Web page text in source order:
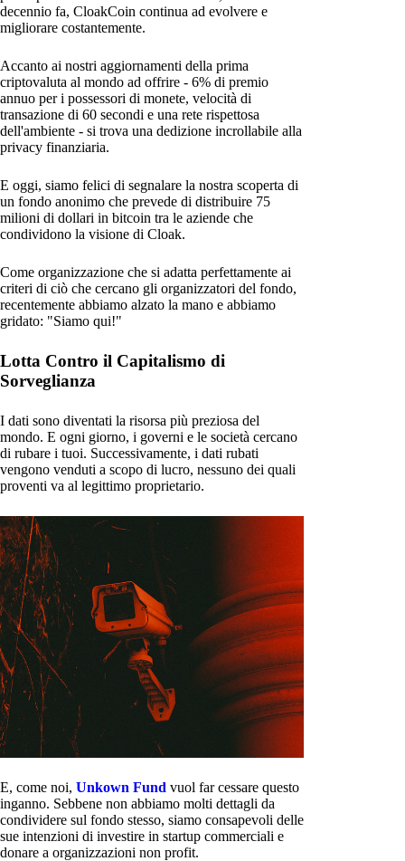
decennio fa, CloakCoin continua ad evolvere e
migliorare costantemente.
Accanto ai nostri aggiornamenti della prima
criptovaluta al mondo ad offrire - 6% di premio
annuo per i possessori di monete, velocità di
transazione di 60 secondi e una rete rispettosa
dell'ambiente - si trova una dedizione incrollabile alla
privacy finanziaria.
E oggi, siamo felici di segnalare la nostra scoperta di
un fondo anonimo che prevede di distribuire 75
milioni di dollari in bitcoin tra le aziende che
condividono la visione di Cloak.
Come organizzazione che si adatta perfettamente ai
criteri di ciò che cercano gli organizzatori del fondo,
recentemente abbiamo alzato la mano e abbiamo
gridato: "Siamo qui!"
Lotta Contro il Capitalismo di
Sorveglianza
I dati sono diventati la risorsa più preziosa del
mondo. E ogni giorno, i governi e le società cercano
di rubare i tuoi. Successivamente, i dati rubati
vengono venduti a scopo di lucro, nessuno dei quali
proventi va al legittimo proprietario.
E, come noi, Unkown Fund vuol far cessare questo
inganno. Sebbene non abbiamo molti dettagli da
condividere sul fondo stesso, siamo consapevoli delle
sue intenzioni di investire in startup commerciali e
donare a organizzazioni non profit.